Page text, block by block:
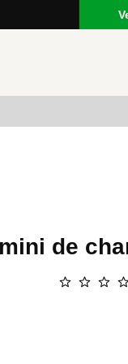
de
☆ ☆ ☆